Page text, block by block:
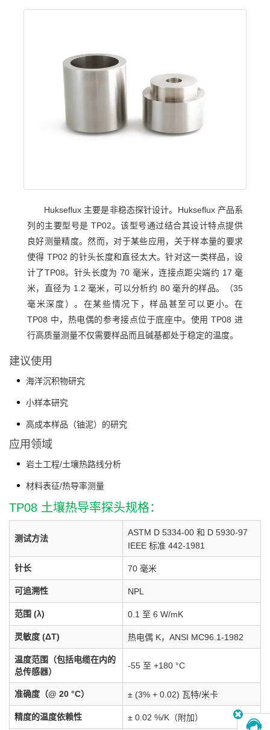
Hukseflux 主要是非稳态探针设计。Hukseflux 产品系
列的主要型号是 TP02。该型号通过结合其设计特点提供
良好测量精度。然而，对于某些应用，关于样本量的要求
使得 TP02 的针头长度和直径太大。针对这一类样品，设
计了TP08。针头长度为 70 毫米，连接点距尖端约 17 毫
米，直径为 1.2 毫米，可以分析约 80 毫升的样品。（35
毫米深度）。在某些情况下，样品甚至可以更小。在
TP08 中，热电偶的参考接点位于底座中。使用 TP08 进
行高质量测量不仅需要样品而且碱基都处于稳定的温度。
建议使用
海洋沉积物研究
小样本研究
高成本样品（铀泥）的研究
应用领域
岩土工程/土壤热路线分析
材料表征/热导率测量
TP08 土壤热导率探头规格：
测试方法
ASTM D 5334-00 和 D 5930-97
IEEE 标准 442-1981
针长 70 毫米
可追溯性 NPL
范围 (λ) 0.1 至 6 W/mK
灵敏度 (ΔT) 热电偶 K，ANSI MC96.1-1982
温度范围（包括电缆在内的
总传感器）
-55 至 +180 °C
准确度（@ 20 °C） ± (3% + 0.02) 瓦特/米卡
精度的温度依赖性 ± 0.02 %/K（附加）